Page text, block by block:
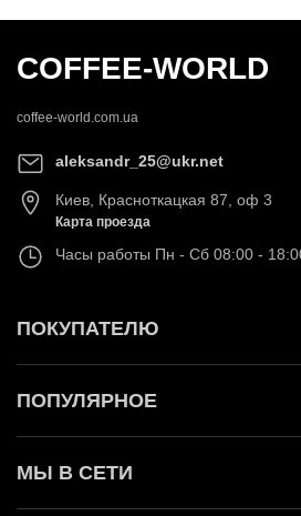
COFFEE-WORLD
coffee-world.com.ua
aleksandr_25@ukr.net
Киев Красноткацкая 87, оф 3
Карта проезда
Часы работы Пн - Сб 08:00 -
ПОКУПАТЕЛЮ
ПОПУЛЯРНОЕ
МЫ В СЕТИ